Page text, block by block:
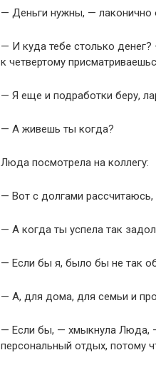
— Деньги нужны, — лаконично
— И куда тебе столько
к четвертому
— Я еще и подработки беру,
— А живешь ты когда?
Люда посмотрела на коллегу:
— Вот с долгами рассчитаюсь,
— А когда ты успела так
— Если бы я, было бы не так
— А, для дома, для семьи и
— Если бы, — хмыкнула Люда,
персональный отдых, потому